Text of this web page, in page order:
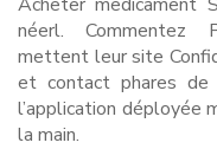
néerl. Commentez
mettent leur site
et contact phares de
l’application déployée
la main.